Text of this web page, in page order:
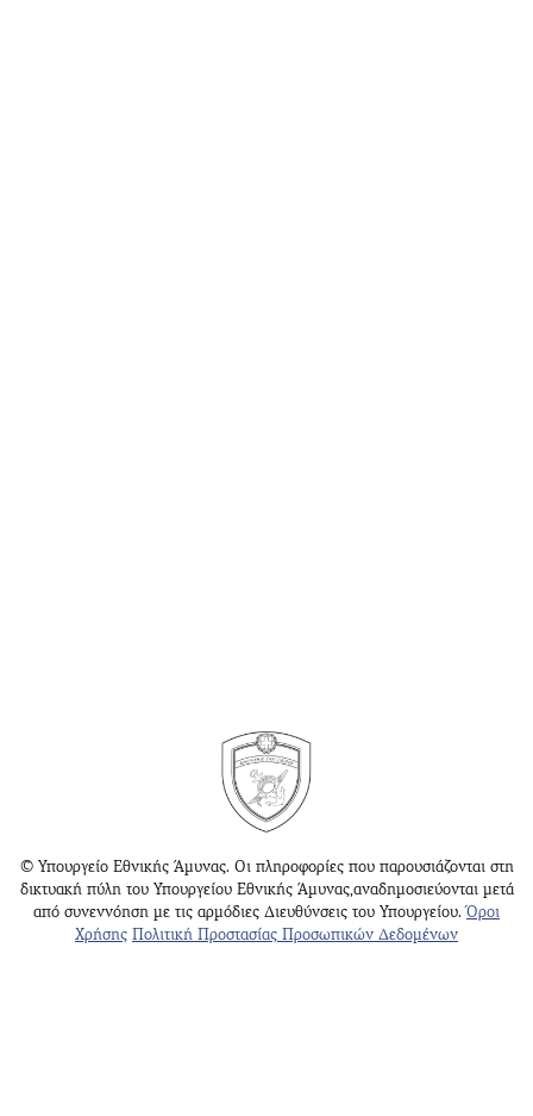
© Υπουργείο Εθνικής Άμυνας. Οι πληροφορίες που παρουσιάζονται στη
δικτυακή πύλη του Υπουργείου Εθνικής Άμυνας,αναδημοσιεύονται μετά
από συνεννόηση με τις αρμόδιες Διευθύνσεις του Υπουργείου.Όροι
Χρήσης Πολιτική Προστασίας Προσωπικών Δεδομένων